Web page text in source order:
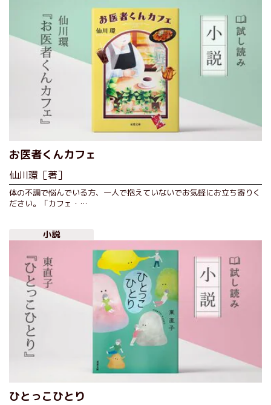
お医者くんカフェ
仙川環［著］
体の不調で悩んでいる方、一人で抱えていないでお気軽にお立ち寄りく
ださい。「カフェ・…
小説
ひとっこひとり